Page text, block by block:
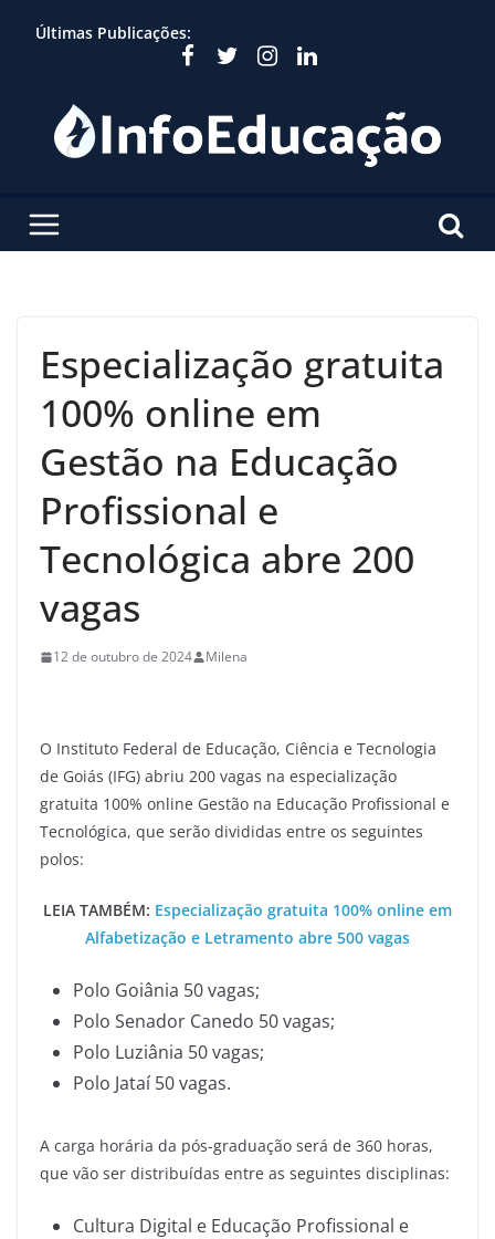
Últimas Publicações:
Especialização gratuita
100% online em
Gestão na Educação
Profissional e
Tecnológica abre 200
vagas
12 de outubro de 2024 Milena
O Instituto Federal de Educação, Ciência e Tecnologia
de Goiás (IFG) abriu 200 vagas na especialização
gratuita 100% online Gestão na Educação Profissional e
Tecnológica, que serão divididas entre os seguintes
polos:
LEIA TAMBÉM: Especialização gratuita 100% online em
Alfabetização e Letramento abre 500 vagas
Polo Goiânia 50 vagas;
Polo Senador Canedo 50 vagas;
Polo Luziânia 50 vagas;
Polo Jataí 50 vagas.
A carga horária da pós-graduação será de 360 horas,
que vão ser distribuídas entre as seguintes disciplinas:
Cultura Digital e Educação Profissional e